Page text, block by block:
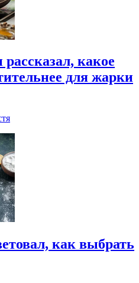
какое
для жарки
как выбрать